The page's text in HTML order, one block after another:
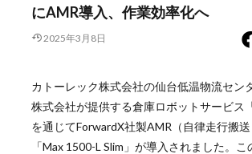
にAMR導入、作業効率化へ
2025年3月8日
カトーレック株式会社の仙台低温物流セン
株式会社が提供する倉庫ロボットサービス
を通じてForwardX社製AMR（自律走行搬送
「Max 1500-L Slim」が導入されました。こ